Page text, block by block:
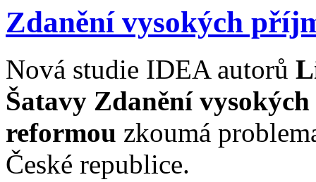
Zdanění vysokých
Nová studie IDEA autorů
Šatavy Zdanění
reformou zkoumá
České republice.